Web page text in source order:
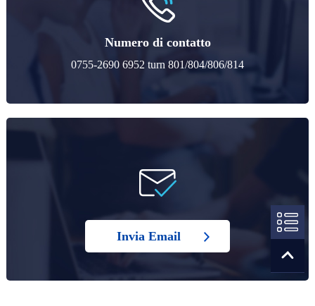
Numero di contatto
0755-2690 6952 turn 801/804/806/814
Invia Email